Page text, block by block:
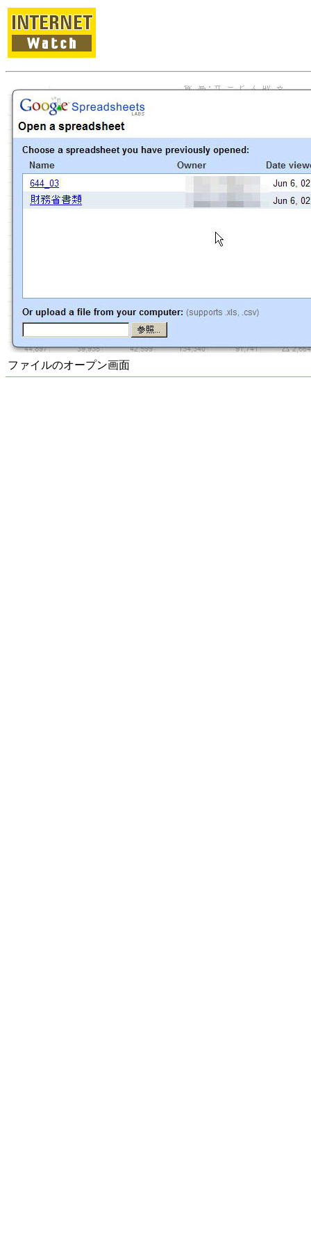
ファイルのオープン画面